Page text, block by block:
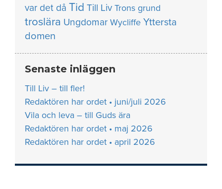
var det då Tid Till Liv Trons grund
troslära Ungdomar Wycliffe Yttersta
domen
Senaste inläggen
Till Liv – till fler!
Redaktören har ordet • juni/juli 2026
Vila och leva – till Guds ära
Redaktören har ordet • maj 2026
Redaktören har ordet • april 2026